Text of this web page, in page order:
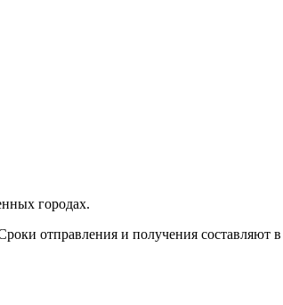
городах.
отправления и получения составляют